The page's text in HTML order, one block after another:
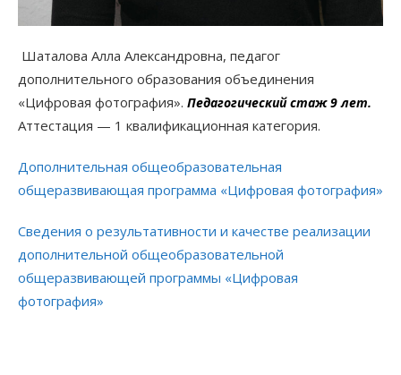
Шаталова Алла Александровна, педагог
дополнительного образования объединения
«Цифровая фотография». Педагогический стаж 9 лет.
Аттестация — 1 квалификационная категория.
Дополнительная общеобразовательная
общеразвивающая программа «Цифровая фотография»
Сведения о результативности и качестве реализации
дополнительной общеобразовательной
общеразвивающей программы «Цифровая
фотография»